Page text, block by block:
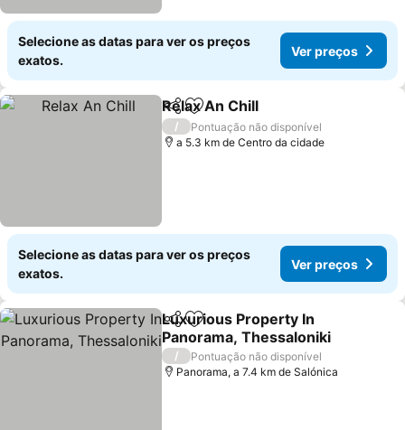
Selecione as datas para ver os preços
exatos.
Ver preços
PartilharAdicionar aos favoritos
Relax An Chill
/
Pontuação não disponível
a 5.3 km de Centro da cidade
Selecione as datas para ver os preços
exatos.
Ver preços
PartilharAdicionar aos favoritos
Luxurious Property In
Panorama, Thessaloniki
/
Pontuação não disponível
Panorama, a 7.4 km de Salónica